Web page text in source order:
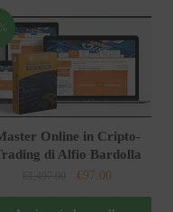
Online in Cripto-
di Alfio Bardolla
Il
prezzo
€97.00
prezzo